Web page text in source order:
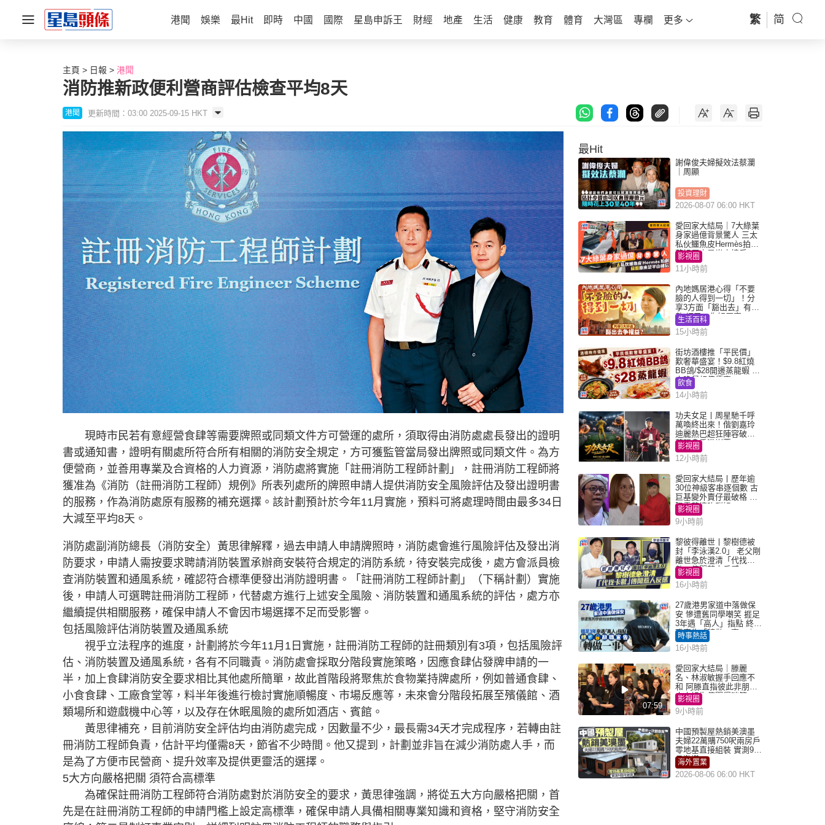
港聞 娛樂 最Hit 即時 中國 國際 星島申訴王 財經 地產 生活 健康 教育 體育 大灣區 專欄 更多 繁 简
主頁 日報 港聞
消防推新政便利營商評估檢查平均8天
港聞 更新時間：03:00 2025-09-15 HKT
現時市民若有意經營食肆等需要牌照或同類文件方可營運的處所，須取得由消防處處長發出的證明
書或通知書，證明有關處所符合所有相關的消防安全規定，方可獲監管當局發出牌照或同類文件。為方
便營商，並善用專業及合資格的人力資源，消防處將實施「註冊消防工程師計劃」，註冊消防工程師將
獲准為《消防（註冊消防工程師）規例》所表列處所的牌照申請人提供消防安全風險評估及發出證明書
的服務，作為消防處原有服務的補充選擇。該計劃預計於今年11月實施，預料可將處理時間由最多34日
大減至平均8天。
消防處副消防總長（消防安全）黃思律解釋，過去申請人申請牌照時，消防處會進行風險評估及發出消
防要求，申請人需按要求聘請消防裝置承辦商安裝符合規定的消防系統，待安裝完成後，處方會派員檢
查消防裝置和通風系統，確認符合標準便發出消防證明書。「註冊消防工程師計劃」（下稱計劃）實施
後，申請人可選聘註冊消防工程師，代替處方進行上述安全風險、消防裝置和通風系統的評估，處方亦
繼續提供相關服務，確保申請人不會因市場選擇不足而受影響。
包括風險評估消防裝置及通風系統
視乎立法程序的進度，計劃將於今年11月1日實施，註冊消防工程師的註冊類別有3項，包括風險評
估、消防裝置及通風系統，各有不同職責。消防處會採取分階段實施策略，因應食肆佔發牌申請的一
半，加上食肆消防安全要求相比其他處所簡單，故此首階段將聚焦於食物業持牌處所，例如普通食肆、
小食食肆、工廠食堂等，料半年後進行檢討實施順暢度、市場反應等，未來會分階段拓展至殯儀館、酒
類場所和遊戲機中心等，以及存在休眠風險的處所如酒店、賓館。
黃思律補充，目前消防安全評估均由消防處完成，因數量不少，最長需34天才完成程序，若轉由註
冊消防工程師負責，估計平均僅需8天，節省不少時間。他又提到，計劃並非旨在減少消防處人手，而
是為了方便市民營商、提升效率及提供更靈活的選擇。
5大方向嚴格把關 須符合高標準
為確保註冊消防工程師符合消防處對於消防安全的要求，黃思律強調，將從五大方向嚴格把關，首
先是在註冊消防工程師的申請門檻上設定高標準，確保申請人具備相關專業知識和資格，堅守消防安全
最Hit
謝偉俊夫婦擬效法蔡瀾
｜周顯
投資理財
2026-08-07 06:00 HKT
愛回家大結局｜7大綠葉
身家過億背景驚人 三太
私伙鱷魚皮Hermès拍劇
蘇姐原來是半山樓后
影視圈
11小時前
內地媽居港心得「不要
臉的人得到一切」！分
享3方面「豁出去」有著
數 網民：你好厲害
生活百科
15小時前
街坊酒樓推「平民價」
歎奢華盛宴！$9.8紅燒
BB鴿/$28開邊蒸龍蝦 3
大晚餐超值優惠
飲食
14小時前
功夫女足丨周星馳千呼
萬喚終出來！偕劉嘉玲
迪麗熱巴超狂陣容破天
荒現身香港謝票
影視圈
12小時前
愛回家大結局丨歷年逾
30位神級客串逐個數 古
巨基變外賣仔最破格 歐
陽震華情陷群姐
影視圈
9小時前
黎彼得離世丨黎樹德被
封「李泳漢2.0」 老父剛
離世急於澄清「代找卡
數」傳聞惹人反感
影視圈
16小時前
27歲港男家道中落做保
安 慘遭舊同學嘲笑 捱足
3年遇「高人」指點 終辭
職宣告「轉做一事」｜
Juicy叮
時事熱話
16小時前
07:59
愛回家大結局｜滕麗
名、林淑敏握手回應不
和 阿滕直指彼此非朋友
大小姐指傳聞得啖笑
影視圈
9小時前
中國預製屋熱銷美澳墨
夫婦22萬購750呎兩房戶
零地基直接組裝 實測9個
月激讚
海外置業
2026-08-06 06:00 HKT